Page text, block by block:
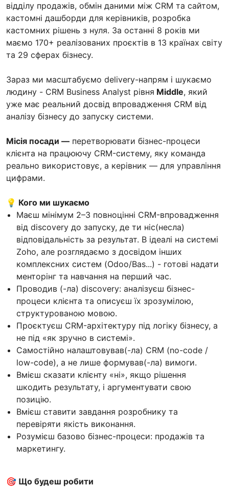
відділу продажів, обмін даними між CRM та сайтом,
кастомні дашборди для керівників, розробка
кастомних рішень з нуля. За останні 8 років ми
маємо 170+ реалізованих проєктів в 13 країнах світу
та 29 сферах бізнесу.
Зараз ми масштабуємо delivery-напрям і шукаємо
людину - CRM Business Analyst рівня Middle, який
уже має реальний досвід впровадження CRM від
аналізу бізнесу до запуску системи.
Місія посади — перетворювати бізнес-процеси
клієнта на працюючу CRM-систему, яку команда
реально використовує, а керівник — для управління
цифрами.
💡 Кого ми шукаємо
Маєш мінімум 2–3 повноцінні CRM-впровадження
від discovery до запуску, де ти ніс(несла)
відповідальність за результат. В ідеалі на системі
Zoho, але розглядаємо з досвідом інших
комплексних систем (Odoo/Bas...) - готові надати
менторінг та навчання на перший час.
Проводив (-ла) discovery: аналізуєш бізнес-
процеси клієнта та описуєш їх зрозумілою,
структурованою мовою.
Проєктуєш CRM-архітектуру під логіку бізнесу, а
не під «як зручно в системі».
Самостійно налаштовував(-ла) CRM (no-code /
low-code), а не лише формував(-ла) вимоги.
Вмієш сказати клієнту «ні», якщо рішення
шкодить результату, і аргументувати свою
позицію.
Вмієш ставити завдання розробнику та
перевіряти якість виконання.
Розумієш базово бізнес-процеси: продажів та
маркетингу.
🎯 Що будеш робити